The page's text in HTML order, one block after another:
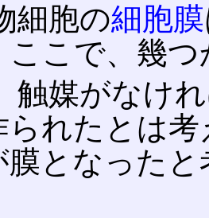
細胞の細胞膜
ここで、幾
触媒がなけ
られたとは
膜となった